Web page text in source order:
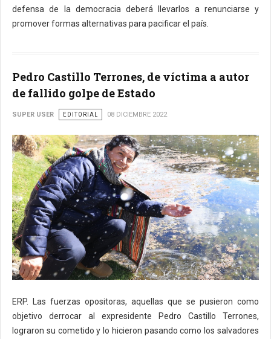
defensa de la democracia deberá llevarlos a renunciarse y
promover formas alternativas para pacificar el país.
Pedro Castillo Terrones, de víctima a autor
de fallido golpe de Estado
SUPER USER EDITORIAL 08 DICIEMBRE 2022
ERP. Las fuerzas opositoras, aquellas que se pusieron como
objetivo derrocar al expresidente Pedro Castillo Terrones,
lograron su cometido y lo hicieron pasando como los salvadores